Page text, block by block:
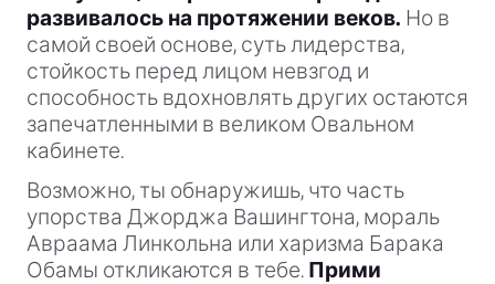
развивалось на протяжении веков. Но в
самой своей основе, суть лидерства,
стойкость перед лицом невзгод и
способность вдохновлять других остаются
запечатленными в великом Овальном
кабинете.
Возможно, ты обнаружишь, что часть
упорства Джорджа Вашингтона, мораль
Авраама Линкольна или харизма Барака
Обамы откликаются в тебе. Прими